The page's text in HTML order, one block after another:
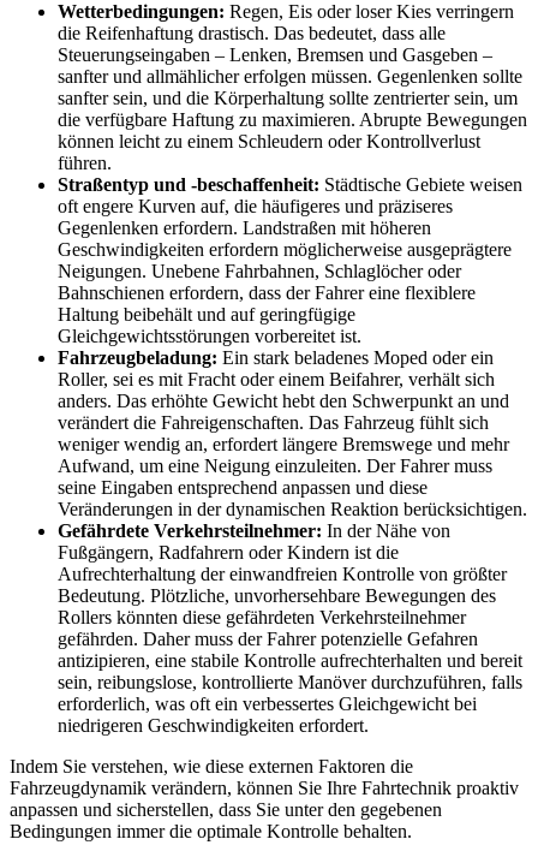
Wetterbedingungen: Regen, Eis oder loser Kies verringern
die Reifenhaftung drastisch. Das bedeutet, dass alle
Steuerungseingaben – Lenken, Bremsen und Gasgeben –
sanfter und allmählicher erfolgen müssen. Gegenlenken sollte
sanfter sein, und die Körperhaltung sollte zentrierter sein, um
die verfügbare Haftung zu maximieren. Abrupte Bewegungen
können leicht zu einem Schleudern oder Kontrollverlust
führen.
Straßentyp und -beschaffenheit: Städtische Gebiete weisen
oft engere Kurven auf, die häufigeres und präziseres
Gegenlenken erfordern. Landstraßen mit höheren
Geschwindigkeiten erfordern möglicherweise ausgeprägtere
Neigungen. Unebene Fahrbahnen, Schlaglöcher oder
Bahnschienen erfordern, dass der Fahrer eine flexiblere
Haltung beibehält und auf geringfügige
Gleichgewichtsstörungen vorbereitet ist.
Fahrzeugbeladung: Ein stark beladenes Moped oder ein
Roller, sei es mit Fracht oder einem Beifahrer, verhält sich
anders. Das erhöhte Gewicht hebt den Schwerpunkt an und
verändert die Fahreigenschaften. Das Fahrzeug fühlt sich
weniger wendig an, erfordert längere Bremswege und mehr
Aufwand, um eine Neigung einzuleiten. Der Fahrer muss
seine Eingaben entsprechend anpassen und diese
Veränderungen in der dynamischen Reaktion berücksichtigen.
Gefährdete Verkehrsteilnehmer: In der Nähe von
Fußgängern, Radfahrern oder Kindern ist die
Aufrechterhaltung der einwandfreien Kontrolle von größter
Bedeutung. Plötzliche, unvorhersehbare Bewegungen des
Rollers könnten diese gefährdeten Verkehrsteilnehmer
gefährden. Daher muss der Fahrer potenzielle Gefahren
antizipieren, eine stabile Kontrolle aufrechterhalten und bereit
sein, reibungslose, kontrollierte Manöver durchzuführen, falls
erforderlich, was oft ein verbessertes Gleichgewicht bei
niedrigeren Geschwindigkeiten erfordert.
Indem Sie verstehen, wie diese externen Faktoren die
Fahrzeugdynamik verändern, können Sie Ihre Fahrtechnik proaktiv
anpassen und sicherstellen, dass Sie unter den gegebenen
Bedingungen immer die optimale Kontrolle behalten.